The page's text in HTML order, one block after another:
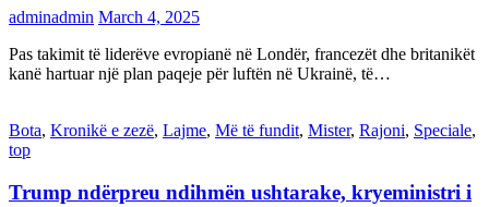
adminadmin March 4, 2025
Pas takimit të liderëve evropianë në Londër, francezët dhe britanikët
kanë hartuar një plan paqeje për luftën në Ukrainë, të…
Bota, Kronikë e zezë, Lajme, Më të fundit, Mister, Rajoni, Speciale,
top
Trump ndërpreu ndihmën ushtarake, kryeministri i